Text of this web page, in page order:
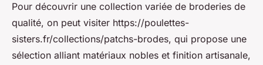
Pour découvrir une collection variée de broderies de
qualité, on peut visiter https://poulettes-
sisters.fr/collections/patchs-brodes, qui propose une
sélection alliant matériaux nobles et finition artisanale,